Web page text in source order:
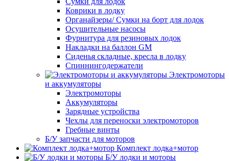
Коврики в лодку
Органайзеры/ Сумки на борт для лодок
Осушительные насосы
Фурнитура для резиновых лодок
Накладки на баллон GM
Сиденья складные, кресла в лодку
Спиннингодержатели
Электромоторы
и аккумуляторы
Электромоторы
Аккумуляторы
Зарядные устройства
Чехлы для переноски электромоторов
Гребные винты
Б/У запчасти для моторов
Комплект лодка+мотор
Б/У лодки и моторы